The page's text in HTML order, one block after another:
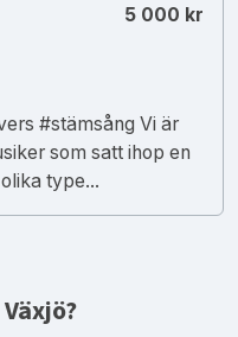
5 000 kr
#stämsång Vi är
som satt ihop en
type...